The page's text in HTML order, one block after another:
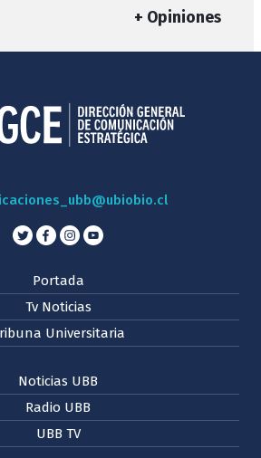
+ Opiniones
Portada
Tv Noticias
Universitaria
Noticias UBB
Radio UBB
UBB TV